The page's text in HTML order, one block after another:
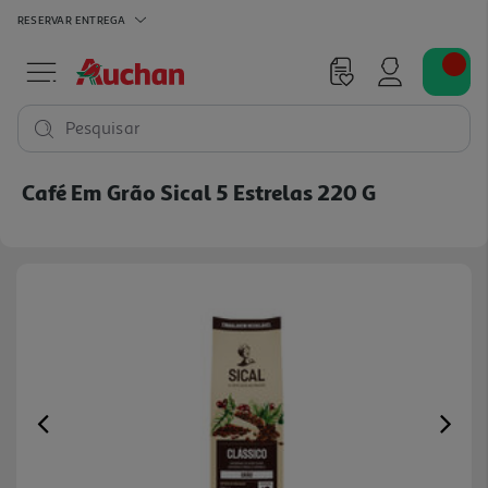
RESERVAR ENTREGA
Pesquisar
Café Em Grão Sical 5 Estrelas 220 G
Previous